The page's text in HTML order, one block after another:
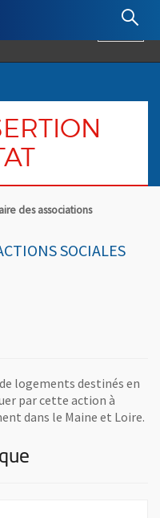
Angers.fr : Retour à l'accueil
des associations
SOCIALES
logements destinés en
par cette action à
dans le Maine et Loire.